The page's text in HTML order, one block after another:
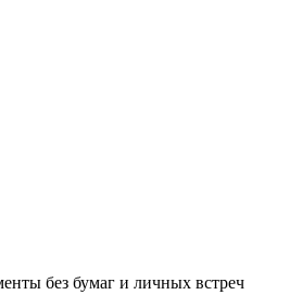
без бумаг и личных встреч